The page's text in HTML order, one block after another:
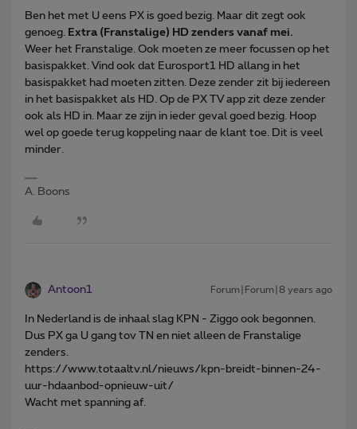
Ben het met U eens PX is goed bezig. Maar dit zegt ook
genoeg.
Extra (Franstalige) HD zenders vanaf mei.
Weer het Franstalige. Ook moeten ze meer focussen op het
basispakket. Vind ook dat Eurosport1 HD allang in het
basispakket had moeten zitten. Deze zender zit bij iedereen
in het basispakket als HD. Op de PX TV app zit deze zender
ook als HD in. Maar ze zijn in ieder geval goed bezig. Hoop
wel op goede terug koppeling naar de klant toe. Dit is veel
minder.
A. Boons
Antoon1 Forum|Forum|8 years ago
In Nederland is de inhaal slag KPN - Ziggo ook begonnen.
Dus PX ga U gang tov TN en niet alleen de Franstalige
zenders.
https://www.totaaltv.nl/nieuws/kpn-breidt-binnen-24-
uur-hdaanbod-opnieuw-uit/
Wacht met spanning af.